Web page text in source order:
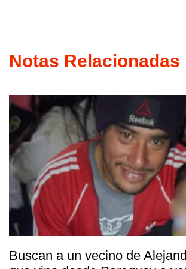
Notas Relacionadas
Buscan a un vecino de